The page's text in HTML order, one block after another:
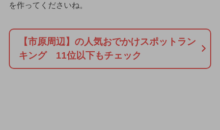
を作ってくださいね。
【市原周辺】の人気おでかけスポットラン
キング 11位以下もチェック